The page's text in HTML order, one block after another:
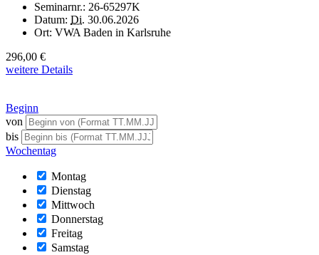
Seminarnr.: 26-65297K
Datum: Di. 30.06.2026
Ort: VWA Baden in Karlsruhe
296,00 €
weitere Details
Beginn
von
bis
Wochentag
Montag
Dienstag
Mittwoch
Donnerstag
Freitag
Samstag